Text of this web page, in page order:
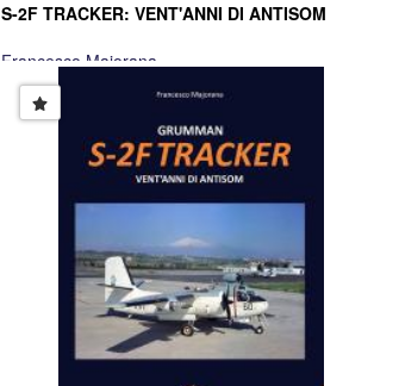
S-2F TRACKER: VENT'ANNI DI ANTISOM
Francesco Majorana